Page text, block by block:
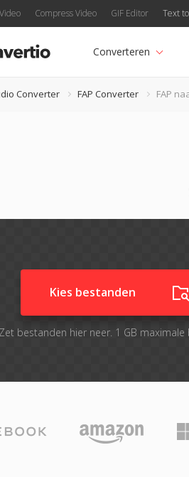
Compress Video GIF Editor Text
Converteren
Converter FAP Converter FAP
Kies bestanden
Zet bestanden hier neer. 1 GB